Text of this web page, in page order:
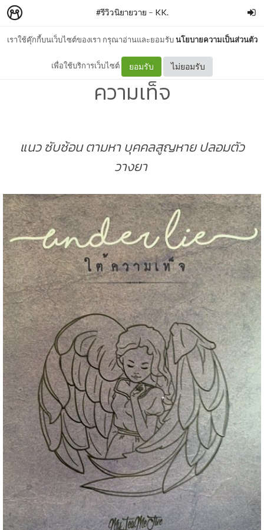
เราใช้คุ๊กกี้บนเว็บไซต์ของเรา กรุณาอ่านและยอมรับนโยบายความเป็นส่วนตัว
เพื่อใช้บริการเว็บไซต์ ยอมรับ ไม่ยอมรับ
#รีวิวนิยายวาย – KK.
รีวิว+สปอย | Enderlie #ใต้
ความเท็จ
แนว ซับซ้อน ตามหา บุคคลสูญหาย ปลอมตัว
วางยา